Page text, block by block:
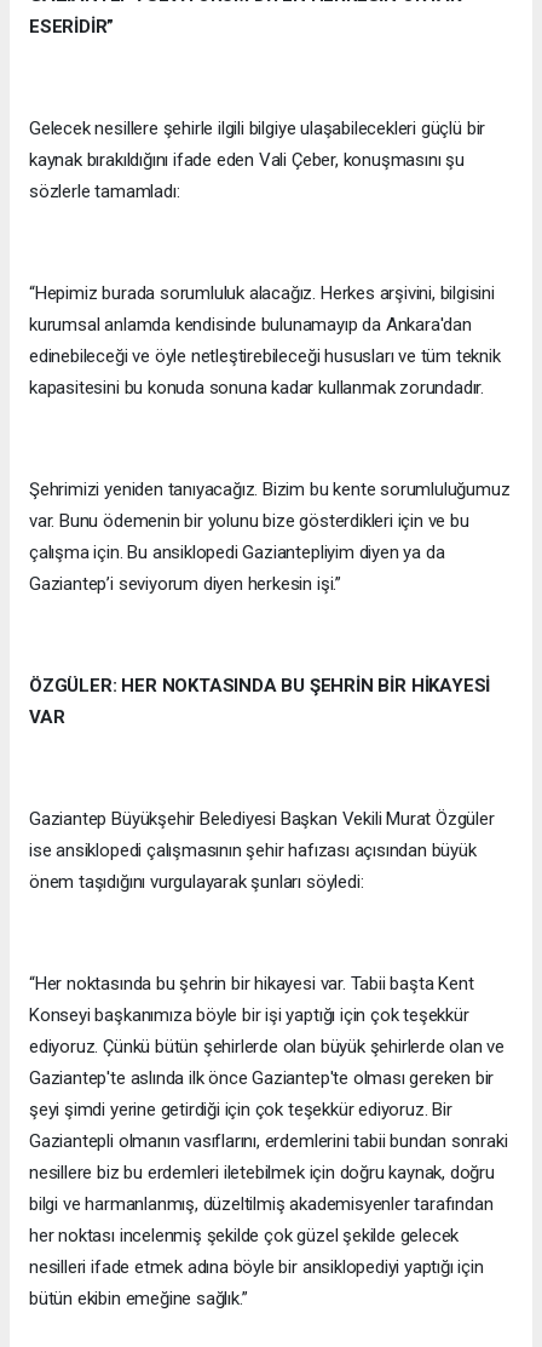
ESERİDİR”
Gelecek nesillere şehirle ilgili bilgiye ulaşabilecekleri güçlü bir
kaynak bırakıldığını ifade eden Vali Çeber, konuşmasını şu
sözlerle tamamladı:
“Hepimiz burada sorumluluk alacağız. Herkes arşivini, bilgisini
kurumsal anlamda kendisinde bulunamayıp da Ankara'dan
edinebileceği ve öyle netleştirebileceği hususları ve tüm teknik
kapasitesini bu konuda sonuna kadar kullanmak zorundadır.
Şehrimizi yeniden tanıyacağız. Bizim bu kente sorumluluğumuz
var. Bunu ödemenin bir yolunu bize gösterdikleri için ve bu
çalışma için. Bu ansiklopedi Gaziantepliyim diyen ya da
Gaziantep’i seviyorum diyen herkesin işi.”
ÖZGÜLER: HER NOKTASINDA BU ŞEHRİN BİR HİKAYESİ
VAR
Gaziantep Büyükşehir Belediyesi Başkan Vekili Murat Özgüler
ise ansiklopedi çalışmasının şehir hafızası açısından büyük
önem taşıdığını vurgulayarak şunları söyledi:
“Her noktasında bu şehrin bir hikayesi var. Tabii başta Kent
Konseyi başkanımıza böyle bir işi yaptığı için çok teşekkür
ediyoruz. Çünkü bütün şehirlerde olan büyük şehirlerde olan ve
Gaziantep'te aslında ilk önce Gaziantep'te olması gereken bir
şeyi şimdi yerine getirdiği için çok teşekkür ediyoruz. Bir
Gaziantepli olmanın vasıflarını, erdemlerini tabii bundan sonraki
nesillere biz bu erdemleri iletebilmek için doğru kaynak, doğru
bilgi ve harmanlanmış, düzeltilmiş akademisyenler tarafından
her noktası incelenmiş şekilde çok güzel şekilde gelecek
nesilleri ifade etmek adına böyle bir ansiklopediyi yaptığı için
bütün ekibin emeğine sağlık.”